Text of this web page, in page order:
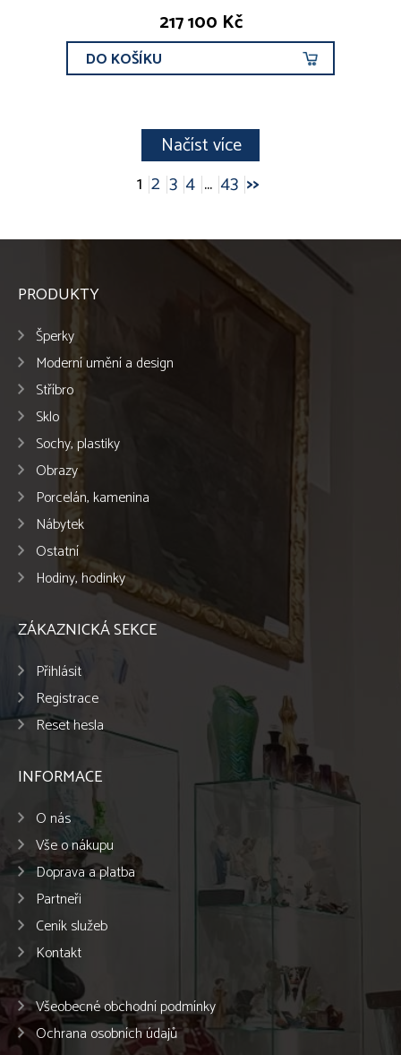
217 100 Kč
DO KOŠÍKU
Načíst více
1 2 3 4 ... 43 >>
PRODUKTY
Šperky
Moderní umění a design
Stříbro
Sklo
Sochy, plastiky
Obrazy
Porcelán, kamenina
Nábytek
Ostatní
Hodiny, hodinky
ZÁKAZNICKÁ SEKCE
Přihlásit
Registrace
Reset hesla
INFORMACE
O nás
Vše o nákupu
Doprava a platba
Partneři
Ceník služeb
Kontakt
Všeobecné obchodní podmínky
Ochrana osobních údajů